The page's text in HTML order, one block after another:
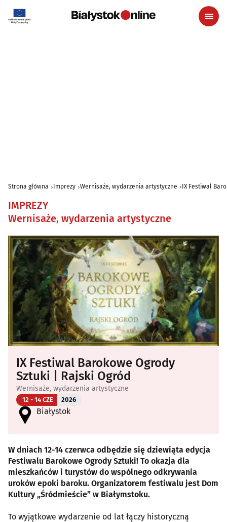
Strona główna Imprezy Wernisaże, wydarzenia artystyczne IX Festiwal
IMPREZY
Wernisaże, wydarzenia artystyczne
IX Festiwal Barokowe Ogrody
Sztuki | Rajski Ogród
Wernisaże, wydarzenia artystyczne
12 - 14 CZE 2026
Białystok
W dniach 12-14 czerwca odbędzie się dziewiąta edycja
Festiwalu Barokowe Ogrody Sztuki! To okazja dla
mieszkańców i turystów do wspólnego odkrywania
uroków epoki baroku. Organizatorem festiwalu jest Dom
Kultury „Śródmieście” w Białymstoku.
To wyjątkowe wydarzenie od lat łączy historyczną